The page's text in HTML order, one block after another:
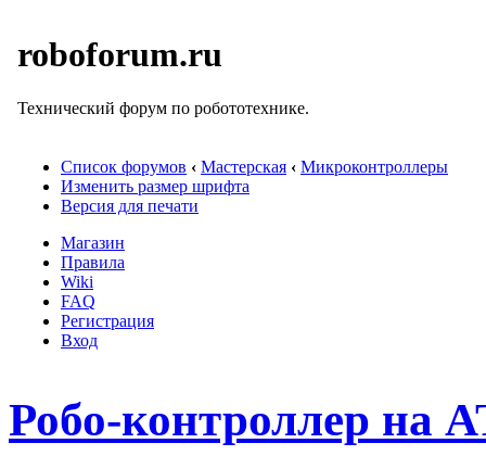
roboforum.ru
Технический форум по робототехнике.
Список форумов ‹ Мастерская ‹ Микроконтроллеры
Изменить размер шрифта
Версия для печати
Магазин
Правила
Wiki
FAQ
Регистрация
Вход
Робо-контроллер на